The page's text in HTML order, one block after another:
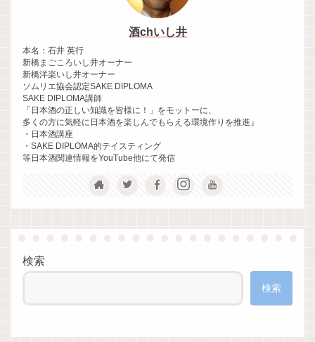
酒chいし井
本名：石井 英行
新橋まごころいし井オーナー
新橋洋楽いし井オーナー
ソムリエ協会認定SAKE DIPLOMA
SAKE DIPLOMA講師
「日本酒の正しい知識を皆様に！」をモットーに、
多くの方に気軽に日本酒を楽しんでもらえる環境作りを推進』
・日本酒講座
・SAKE DIPLOMA的テイスティング
等日本酒関連情報をYouTube他にて発信
検索
検索